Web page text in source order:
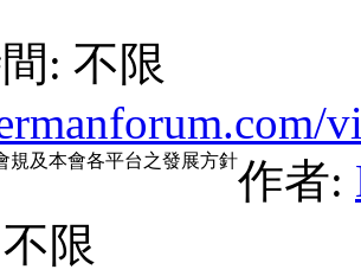
: 不限
規及本會各平台之發展方針作者:
限